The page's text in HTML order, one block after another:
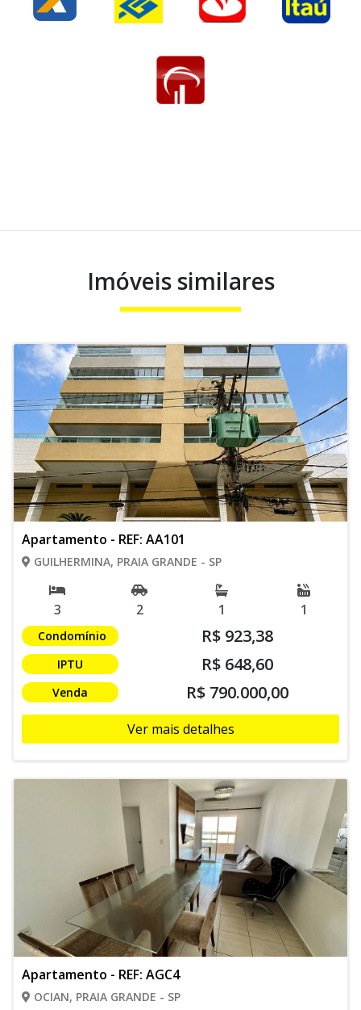
Imóveis similares
Apartamento - REF: AA101
GUILHERMINA, PRAIA GRANDE - SP
3 2 1 1
Condomínio R$ 923,38
IPTU R$ 648,60
Venda R$ 790.000,00
Ver mais detalhes
Apartamento - REF: AGC4
OCIAN, PRAIA GRANDE - SP